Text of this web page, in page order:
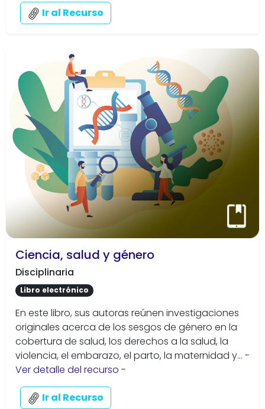
Ir al Recurso
Ciencia, salud y género
Disciplinaria
Libro electrónico
En este libro, sus autoras reúnen investigaciones
originales acerca de los sesgos de género en la
cobertura de salud, los derechos a la salud, la
violencia, el embarazo, el parto, la maternidad y... -
Ver detalle del recurso -
Ir al Recurso